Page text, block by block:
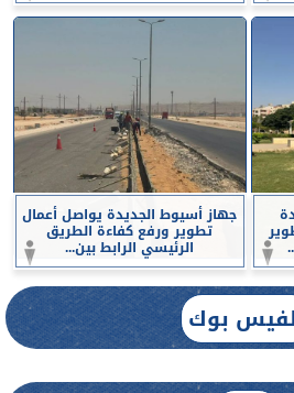
جهاز أسيوط الجديدة يواصل أعمال
تطوير ورفع كفاءة الطريق
الرئيسي الرابط بين...
بوك